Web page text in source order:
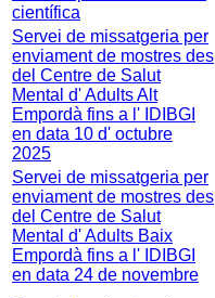
científica
Servei de missatgeria per
enviament de mostres des
del Centre de Salut
Mental d' Adults Alt
Empordà fins a l' IDIBGI
en data 10 d' octubre
2025
Servei de missatgeria per
enviament de mostres des
del Centre de Salut
Mental d' Adults Baix
Empordà fins a l' IDIBGI
en data 24 de novembre